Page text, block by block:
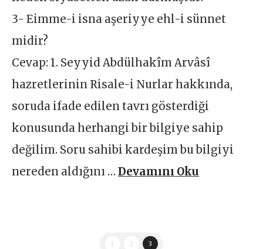
3- Eimme-i isna aşeriyye ehl-i sünnet
midir?
Cevap: 1. Seyyid Abdülhakîm Arvâsî
hazretlerinin Risale-i Nurlar hakkında,
soruda ifade edilen tavrı gösterdiği
konusunda herhangi bir bilgiye sahip
değilim. Soru sahibi kardeşim bu bilgiyi
nereden aldığını …Devamını Oku
1 2 3